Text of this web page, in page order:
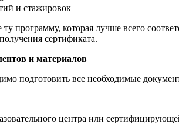
и стажировок
программу, которая лучше всего
сертификата.
и материалов
подготовить все необходимые
центра или